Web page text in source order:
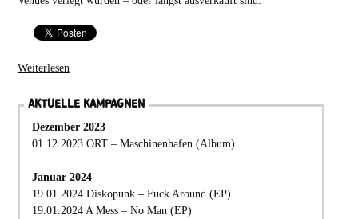
Weiterlesen
AKTUELLE KAMPAGNEN
Dezember 2023
01.12.2023 ORT – Maschinenhafen (Album)
Januar 2024
19.01.2024 Diskopunk – Fuck Around (EP)
19.01.2024 A Mess – No Man (EP)